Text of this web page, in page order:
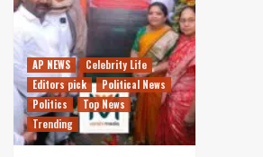
AP NEWS
Celebrity Life
Editors pick
Political News
Politics
Top News
Trending